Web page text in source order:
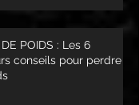
POIDS : Les 6
conseils pour perdre